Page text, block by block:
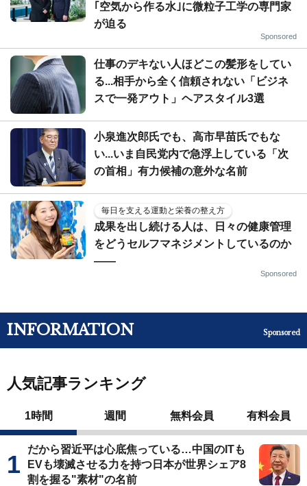
｢空気から作る水｣に微粒子工学の専門家
が迫る
Sponsored
仕事のデキない人ほどこの髪形をしてい
る...相手から全く信頼されない「ビジネ
スで一発アウト」ヘアスタイル3選
小泉進次郎氏でも、高市早苗氏でもな
い...いま自民党内で急浮上している「次
の首相」有力候補の意外な名前
毎日を支える運動と栄養の整え方
成果を出し続ける人は、日々の健康管理
をどうセルフマネジメントしているのか
——
Sponsored
INFORMATION Sponsored
人気記事ランキング
1時間 週間 無料会員 有料会員
だから習近平は心底焦っている…中国のITも
EVも壊滅させる力を持つ日本が世界シェア8
割を握る"素材"の名前